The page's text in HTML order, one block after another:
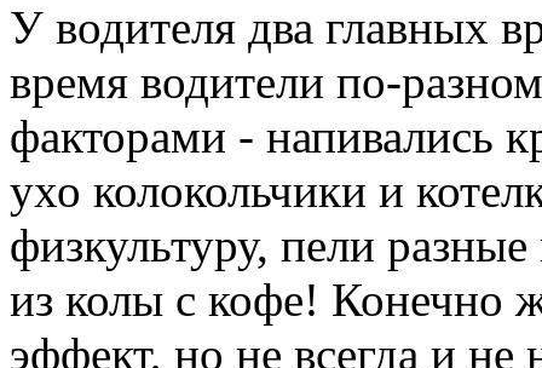
У водителя два главных
время водители по-
факторами - напивались
ухо колокольчики и
физкультуру, пели
из колы с кофе! Конечно
эффект, но не всегда и не